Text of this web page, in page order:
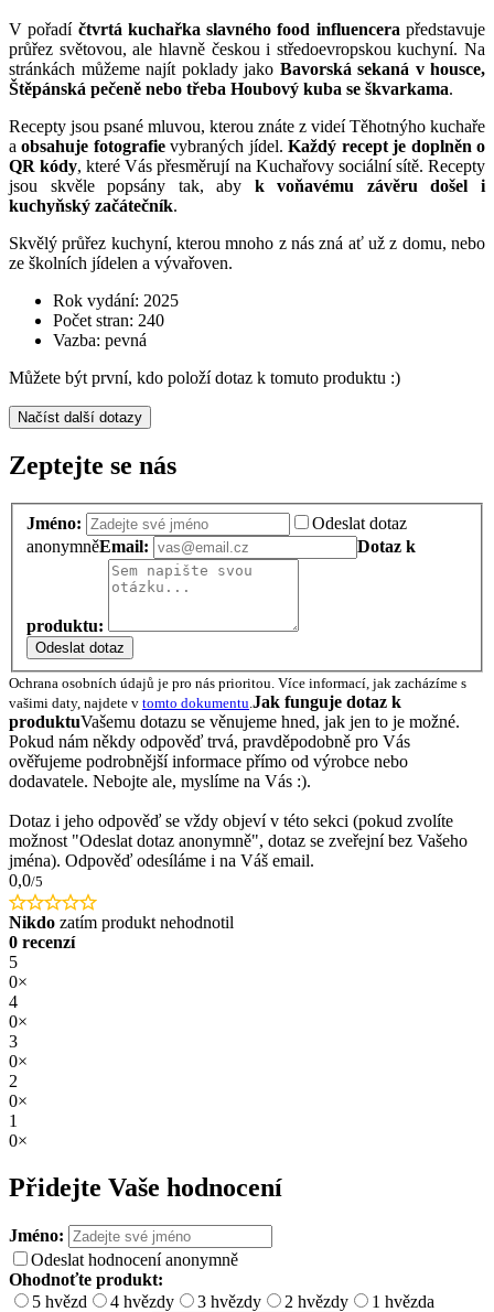
V pořadí čtvrtá kuchařka slavného food influencera představuje
průřez světovou, ale hlavně českou i středoevropskou kuchyní. Na
stránkách můžeme najít poklady jako Bavorská sekaná v housce,
Štěpánská pečeně nebo třeba Houbový kuba se škvarkama.
Recepty jsou psané mluvou, kterou znáte z videí Těhotnýho kuchaře
aobsahuje fotografievybraných jídel.Každý recept je doplněn o
QR kódy, které Vás přesměrují na Kuchařovy sociální sítě. Recepty
jsou skvěle popsány tak, aby k voňavému závěru došel i
kuchyňský začátečník.
Skvělý průřez kuchyní, kterou mnoho z nás zná ať už z domu, nebo
ze školních jídelen a vývařoven.
Rok vydání: 2025
Počet stran: 240
Vazba: pevná
Můžete být první, kdo položí dotaz k tomuto produktu :)
Načíst další dotazy
Zeptejte se nás
Jméno:
Odeslat dotaz
anonymněEmail: Dotaz k
produktu:
Odeslat dotaz
Ochrana osobních údajů je pro nás prioritou. Více informací, jak zacházíme s
vašimi daty, najdete v tomto dokumentu Jak funguje dotaz k
produktuVašemu dotazu se věnujeme hned, jak jen to je možné.
Pokud nám někdy odpověď trvá, pravděpodobně pro Vás
ověřujeme podrobnější informace přímo od výrobce nebo
dodavatele. Nebojte ale, myslíme na Vás :).
Dotaz i jeho odpověď se vždy objeví v této sekci (pokud zvolíte
možnost "Odeslat dotaz anonymně", dotaz se zveřejní bez Vašeho
jména). Odpověď odesíláme i na Váš email.
0,0/5
Nikdo zatím produkt nehodnotil
0 recenzí
5
0×
4
0×
3
0×
2
0×
1
0×
Přidejte Vaše hodnocení
Jméno:
Odeslat hodnocení anonymně
Ohodnoťte produkt:
5 hvězd
4 hvězdy 3 hvězdy 2 hvězdy 1 hvězda